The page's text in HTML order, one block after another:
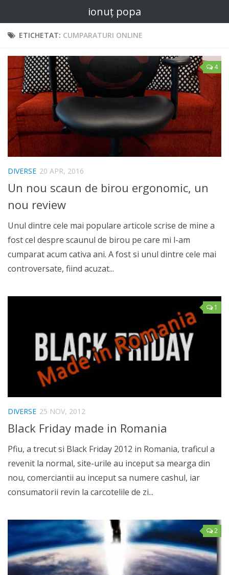
ionuț popa
ETICHETAT: CUMPARATURI ONLINE
4
DIVERSE 20 APR, 2016
Un nou scaun de birou ergonomic, un
nou review
Unul dintre cele mai populare articole scrise de mine a
fost cel despre scaunul de birou pe care mi l-am
cumparat acum cativa ani. A fost si unul dintre cele mai
controversate, fiind acuzat...
1
DIVERSE 25 NOV, 2012
Black Friday made in Romania
Pfiu, a trecut si Black Friday 2012 in Romania, traficul a
revenit la normal, site-urile au inceput sa mearga din
nou, comerciantii au inceput sa numere cashul, iar
consumatorii revin la carcotelile de zi...
2